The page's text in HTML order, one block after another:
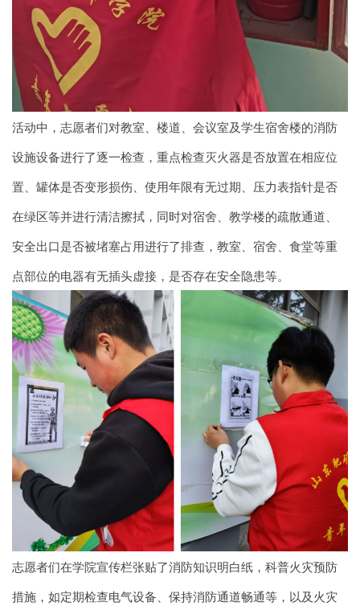
活动中，志愿者们对教室、楼道、会议室及学生宿舍楼的消防
设施设备进行了逐一检查，重点检查灭火器是否放置在相应位
置、罐体是否变形损伤、使用年限有无过期、压力表指针是否
在绿区等并进行清洁擦拭，同时对宿舍、教学楼的疏散通道、
安全出口是否被堵塞占用进行了排查，教室、宿舍、食堂等重
点部位的电器有无插头虚接，是否存在安全隐患等。
志愿者们在学院宣传栏张贴了消防知识明白纸，科普火灾预防
措施，如定期检查电气设备、保持消防通道畅通等，以及火灾